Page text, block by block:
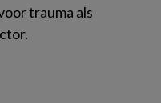
trauma als